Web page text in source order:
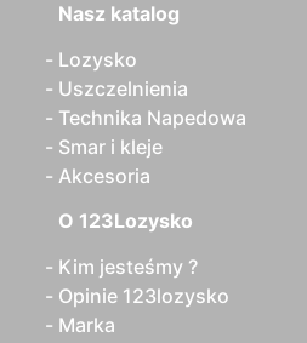
Nasz katalog
Lozysko
Uszczelnienia
Technika Napedowa
Smar i kleje
Akcesoria
O 123Lozysko
Kim jesteśmy ?
Opinie 123lozysko
Marka